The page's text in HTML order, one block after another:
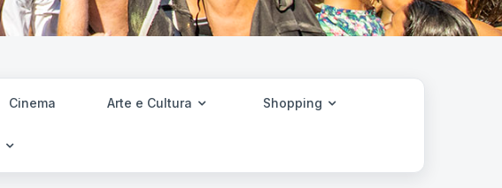
Cinema Arte e Cultura Shopping